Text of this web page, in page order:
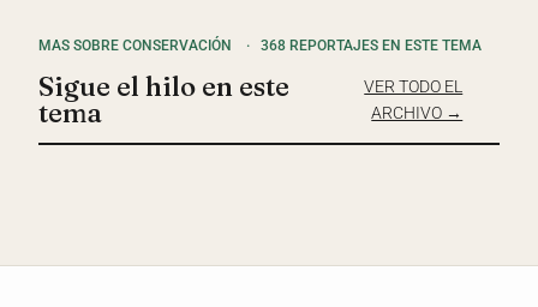
MAS SOBRE CONSERVACIÓN · 368 REPORTAJES EN ESTE TEMA
Sigue el hilo en este
tema
VER TODO EL
ARCHIVO →